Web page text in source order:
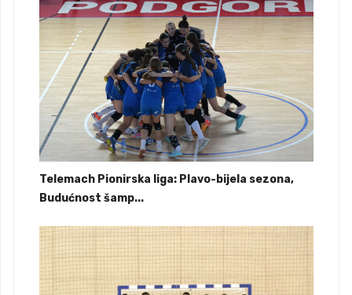
Telemach Pionirska liga: Plavo-bijela sezona,
Budućnost šamp...